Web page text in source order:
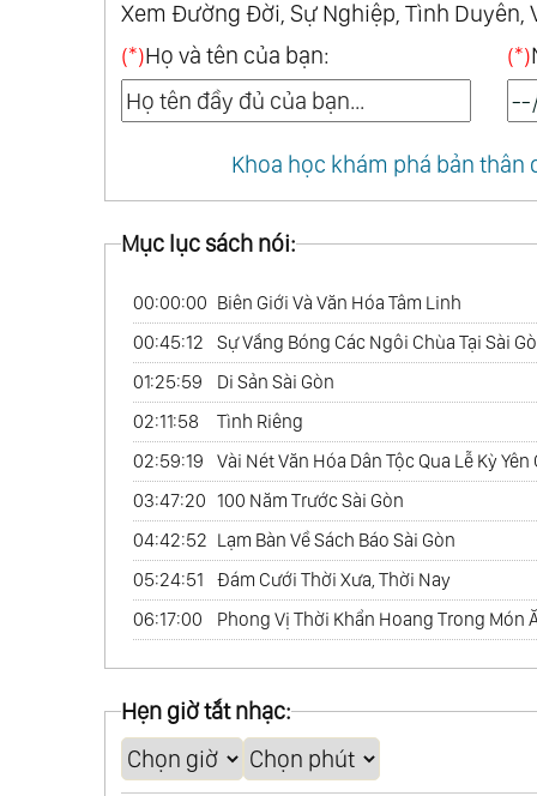
Xem Đường Đời, Sự Nghiệp, Tình Duyên,
(*)Họ và tên của bạn: (*)
Khoa học khám phá bản thân
Mục lục sách nói:
00:00:00 Biên Giới Và Văn Hóa Tâm Linh
00:45:12
Sự Vắng Bóng Các Ngôi Chùa Tại Sài
01:25:59
Di Sản Sài Gòn
02:11:58
Tình Riêng
02:59:19
Vài Nét Văn Hóa Dân Tộc Qua Lễ Kỳ
03:47:20 100 Năm Trước Sài Gòn
04:42:52 Lạm Bàn Về Sách Báo Sài Gòn
05:24:51
Đám Cưới Thời Xưa, Thời Nay
06:17:00
Phong Vị Thời Khẩn Hoang Trong Món
Hẹn giờ tắt nhạc: